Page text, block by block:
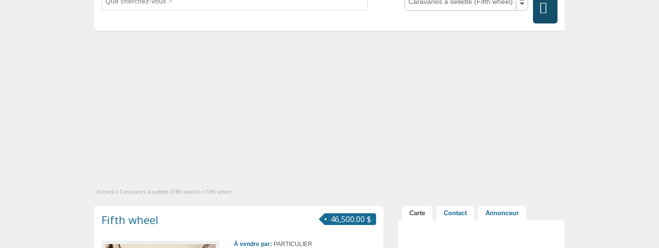
Accueil » Caravanes à sellette (Fifth wheel) » Fifth wheel
46,500.00 $
Fifth wheel
À vendre par: PARTICULIER
Carte Contact Annonceur